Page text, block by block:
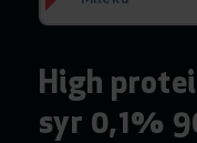
High
syr 0,1%